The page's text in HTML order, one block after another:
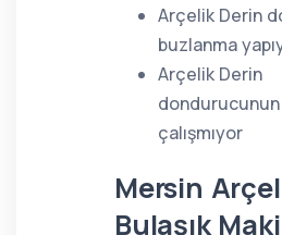
Arçelik Derin
buzlanma
Arçelik Derin
çalışmıyor
Mersin
Bulaşık